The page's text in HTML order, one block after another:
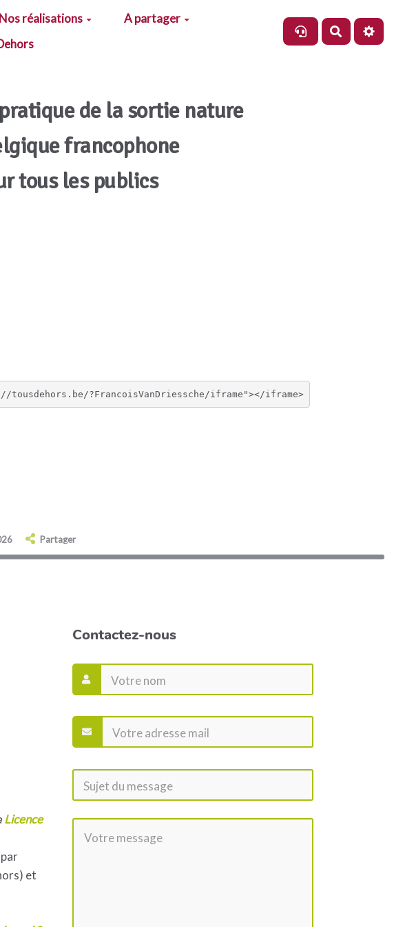
Nos réalisations
A partager
de la sortie nature
francophone
tous les publics
<iframe class="auto-resize" width="100%" scroll="no" frameborder="0" src="https://tousdehors.be/?FrancoisVanDriessche/iframe"></iframe>
Partager
Licence
et
Contactez-nous